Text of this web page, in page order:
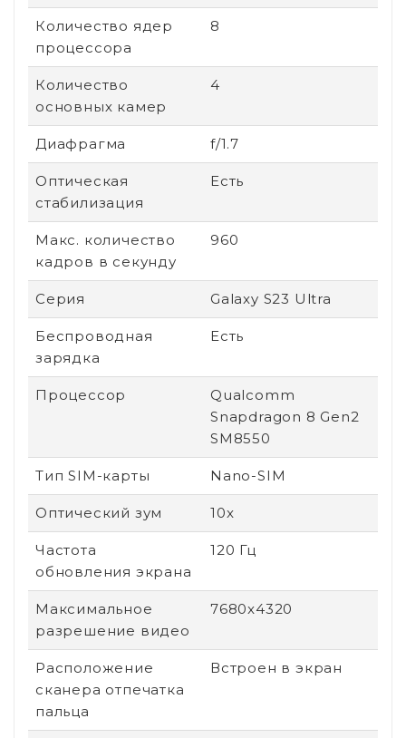
Количество ядер
процессора
8
Количество
основных камер
4
Диафрагма f/1.7
Оптическая
стабилизация
Есть
Макс. количество
кадров в секунду
960
Серия Galaxy S23 Ultra
Беспроводная
зарядка
Есть
Процессор
Qualcomm
Snapdragon 8 Gen2
SM8550
Тип SIM-карты Nano-SIM
Оптический зум 10x
Частота
обновления экрана
120 Гц
Максимальное
разрешение видео
7680x4320
Расположение
сканера отпечатка
пальца
Встроен в экран